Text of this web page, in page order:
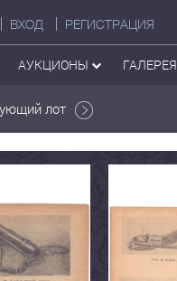
ВХОД РЕГИСТРАЦИЯ
АУКЦИОНЫ ГАЛЕРЕЯ
лот